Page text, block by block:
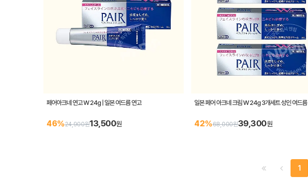
페어아크네 연고 W 24g | 일본 여드름 연고
46%24,900원13,500원
일본 페어 아크네 크림 W 24g 3개세트 성인 여드름
42%68,000원39,300원
1